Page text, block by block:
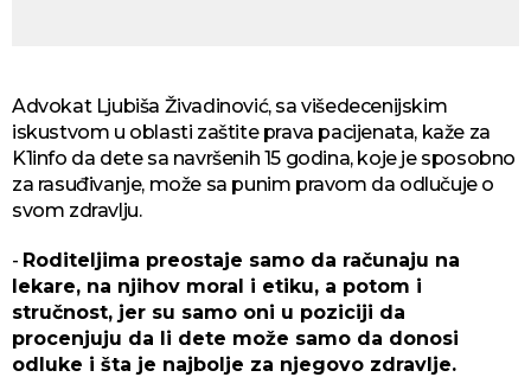
Advokat Ljubiša Živadinović, sa višedecenijskim
iskustvom u oblasti zaštite prava pacijenata, kaže za
K1info da dete sa navršenih 15 godina, koje je sposobno
za rasuđivanje, može sa punim pravom da odlučuje o
svom zdravlju.
- Roditeljima preostaje samo da računaju na
lekare, na njihov moral i etiku, a potom i
stručnost, jer su samo oni u poziciji da
procenjuju da li dete može samo da donosi
odluke i šta je najbolje za njegovo zdravlje.